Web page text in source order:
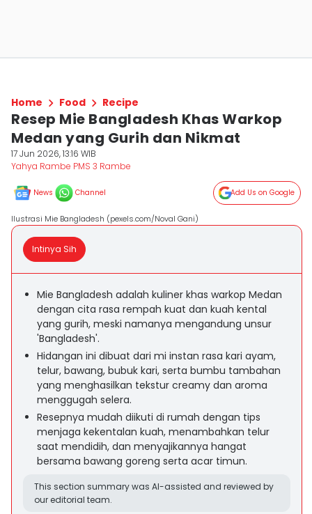
Home Food Recipe
Resep Mie Bangladesh Khas Warkop
Medan yang Gurih dan Nikmat
17 Jun 2026, 13:16 WIB
Yahya Rambe PMS 3 Rambe
News Channel Add Us on Google
Ilustrasi Mie Bangladesh (pexels.com/Noval Gani)
Intinya Sih
Mie Bangladesh adalah kuliner khas warkop Medan
dengan cita rasa rempah kuat dan kuah kental
yang gurih, meski namanya mengandung unsur
'Bangladesh'.
Hidangan ini dibuat dari mi instan rasa kari ayam,
telur, bawang, bubuk kari, serta bumbu tambahan
yang menghasilkan tekstur creamy dan aroma
menggugah selera.
Resepnya mudah diikuti di rumah dengan tips
menjaga kekentalan kuah, menambahkan telur
saat mendidih, dan menyajikannya hangat
bersama bawang goreng serta acar timun.
This section summary was AI-assisted and reviewed by
our editorial team.